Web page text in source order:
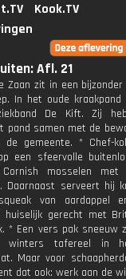
Kook.TV
Afl. 21
Zaan zit in een
In het oude
De Kift. Zij
pand samen met de
gemeente. * Chef-
een sfeervolle
mosselen
Daarnaast serveert hij
van aardappel
huiselijk gerecht met
* Een vers pak sneeuw
winters tafereel in
Maar voor
dat ook: werk aan de